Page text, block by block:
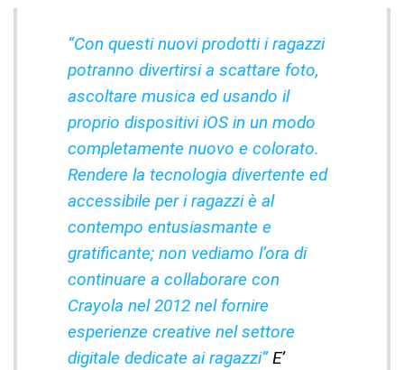
“Con questi nuovi prodotti i ragazzi
potranno divertirsi a scattare foto,
ascoltare musica ed usando il
proprio dispositivi iOS in un modo
completamente nuovo e colorato.
Rendere la tecnologia divertente ed
accessibile per i ragazzi è al
contempo entusiasmante e
gratificante; non vediamo l’ora di
continuare a collaborare con
Crayola nel 2012 nel fornire
esperienze creative nel settore
digitale dedicate ai ragazzi”E’